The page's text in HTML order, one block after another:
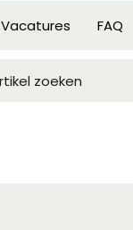
Vacatures FAQ